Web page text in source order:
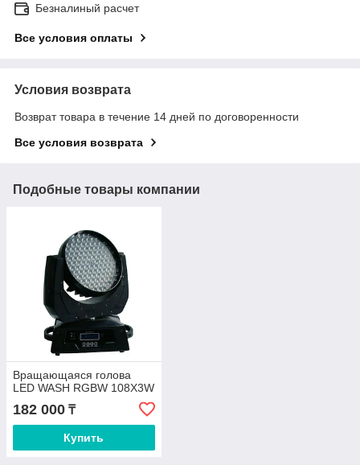
Безналиный расчет
Все условия оплаты
Условия возврата
Возврат товара в течение 14 дней по договоренности
Все условия возврата
Подобные товары компании
Вращающаяся голова
LED WASH RGBW 108X3W
182 000 ₸
Купить